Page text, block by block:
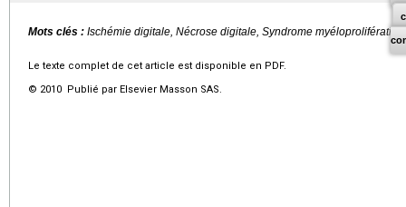
Mots clés : Ischémie digitale, Nécrose digitale, Syndrome myéloprolifératif
Le texte complet de cet article est disponible en PDF.
© 2010 Publié par Elsevier Masson SAS.